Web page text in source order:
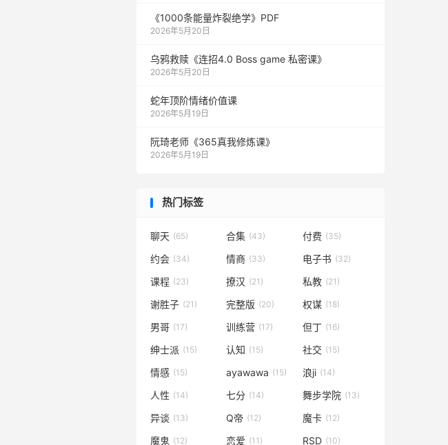
《1000‮能条‬‎量‮裂炸‬‎绝学》PDF
2026年5月20日
乌鸦救赎《连招4.0 Boss game 私密课》
2026年5月20日
蛇年顶阶情绪价值课
2026年5月19日
阮琦老师《365真我修炼课》
2026年5月19日
热门标签
聊天 (65) 合集 (43) 付费 (35)
约会 (34) 情商 (33) 电子书 (32)
课程 (23) 撩汉 (21) 私教 (21)
谢胜子 (21) 完整版 (20) 权谋 (18)
男哥 (17) 训练营 (17) 但丁 (16)
绅士派 (15) 认知 (15) 社交 (15)
情感 (15) ayawawa (15) 浪ji (14)
人性 (14) 七分 (14) 舞步学院 (13)
异谈 (13) Q帝 (12) 魔卡 (12)
魔鬼 (12) 恋爱 (11) RSD (10)